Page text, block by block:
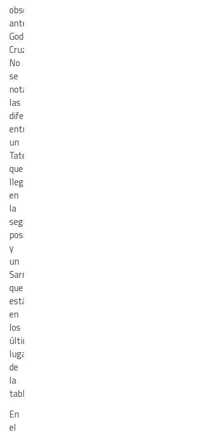
observó
ante
Godoy
Cruz.
No
se
notaron
las
diferencias
entre
un
Tatengue
que
llegaba
en
la
segunda
posición
y
un
Sarmiento
que
está
en
los
últimos
lugares
de
la
tabla.
En
el